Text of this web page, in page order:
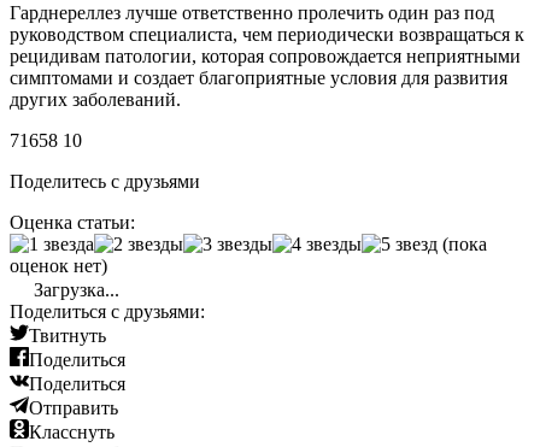
Гарднереллез лучше ответственно пролечить один раз под
руководством специалиста, чем периодически возвращаться к
рецидивам патологии, которая сопровождается неприятными
симптомами и создает благоприятные условия для развития
других заболеваний.
71658 10
Поделитесь с друзьями
Оценка статьи:
(пока
оценок нет)
Загрузка...
Поделиться с друзьями:
Твитнуть
Поделиться
Поделиться
Отправить
Класснуть